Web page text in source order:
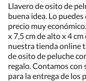
Llavero de osito de
buena idea. Lo
precio muy
x 7,5 cm de alto x 4
nuestra tienda online
de osito de peluche
regalo. Contamos
para la entrega de los